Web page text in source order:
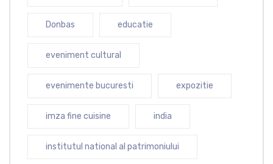
Donbas educatie
eveniment cultural
evenimente bucuresti expozitie
imza fine cuisine india
institutul national al patrimoniului